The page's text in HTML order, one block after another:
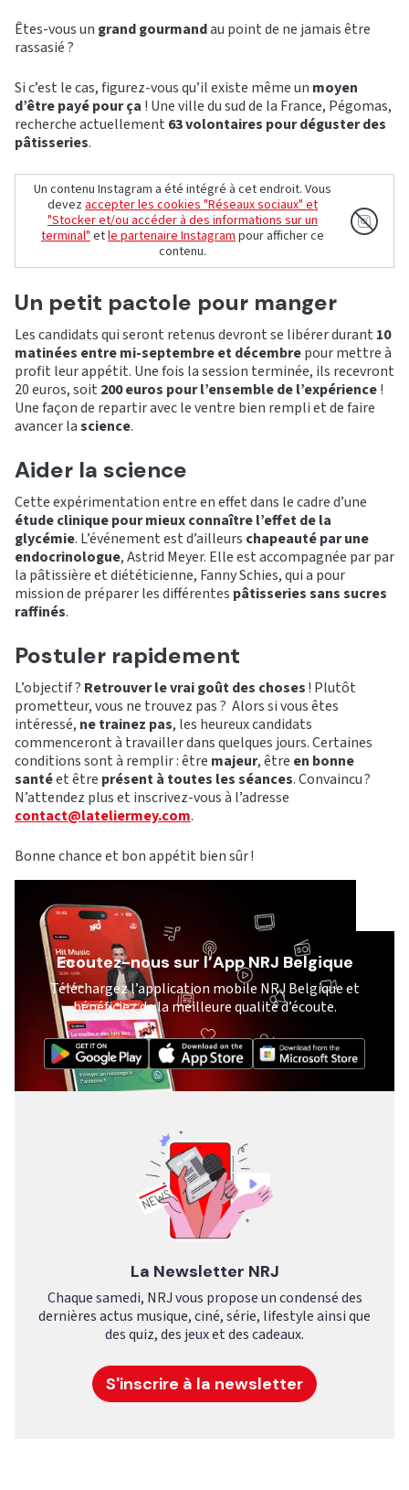
Êtes-vous un grand gourmandau point de ne jamais être
rassasié ?
Si c’est le cas, figurez-vous qu’il existe même un moyen
d’être payé pour ça ! Une ville du sud de la France, Pégomas,
recherche actuellement 63 volontaires pour déguster des
pâtisseries.
Un contenu Instagram a été intégré à cet endroit. Vous
devezaccepter les cookies "Réseaux sociaux" et
"Stocker et/ou accéder à des informations sur un
terminal"etle partenaire Instagrampour afficher ce
contenu.
Un petit pactole pour manger
Les candidats qui seront retenus devront se libérer durant 10
matinées entre mi-septembre et décembrepour mettre à
profit leur appétit. Une fois la session terminée, ils recevront
20 euros, soit 200 euros pour l’ensemble de l’expérience!
Une façon de repartir avec le ventre bien rempli et de faire
avancer lascience.
Aider la science
Cette expérimentation entre en effet dans le cadre d’une
étude clinique pour mieux connaître l’effet de la
glycémie. L’événement est d’ailleurs chapeauté par une
endocrinologue, Astrid Meyer. Elle est accompagnée par par
la pâtissière et diététicienne, Fanny Schies, qui a pour
mission de préparer les différentes pâtisseries sans sucres
raffinés.
Postuler rapidement
L’objectif ? Retrouver le vrai goût des choses! Plutôt
prometteur, vous ne trouvez pas ? Alors si vous êtes
intéressé, ne trainez pas, les heureux candidats
commenceront à travailler dans quelques jours. Certaines
conditions sont à remplir :être majeur,être en bonne
santéet être présent à toutes les séances. Convaincu ?
N’attendez plus et inscrivez-vous à l’adresse
contact@lateliermey.com.
Bonne chance et bon appétit bien sûr !
Ecoutez-nous sur l’App NRJ Belgique
Téléchargez l’application mobile NRJ Belgique et
bénéficiez de la meilleure qualité d’écoute.
La Newsletter NRJ
Chaque samedi, NRJ vous propose un condensé des
dernières actus musique, ciné, série, lifestyle ainsi que
des quiz, des jeux et des cadeaux.
S'inscrire à la newsletter